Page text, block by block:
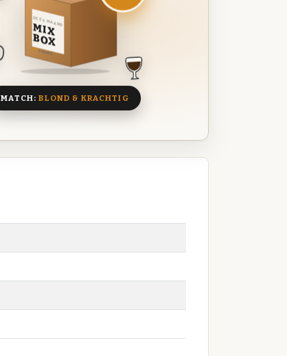
DEZE MAAND
MIX
BOX
8 BIEREN
MATCH:BLOND & KRACHTIG